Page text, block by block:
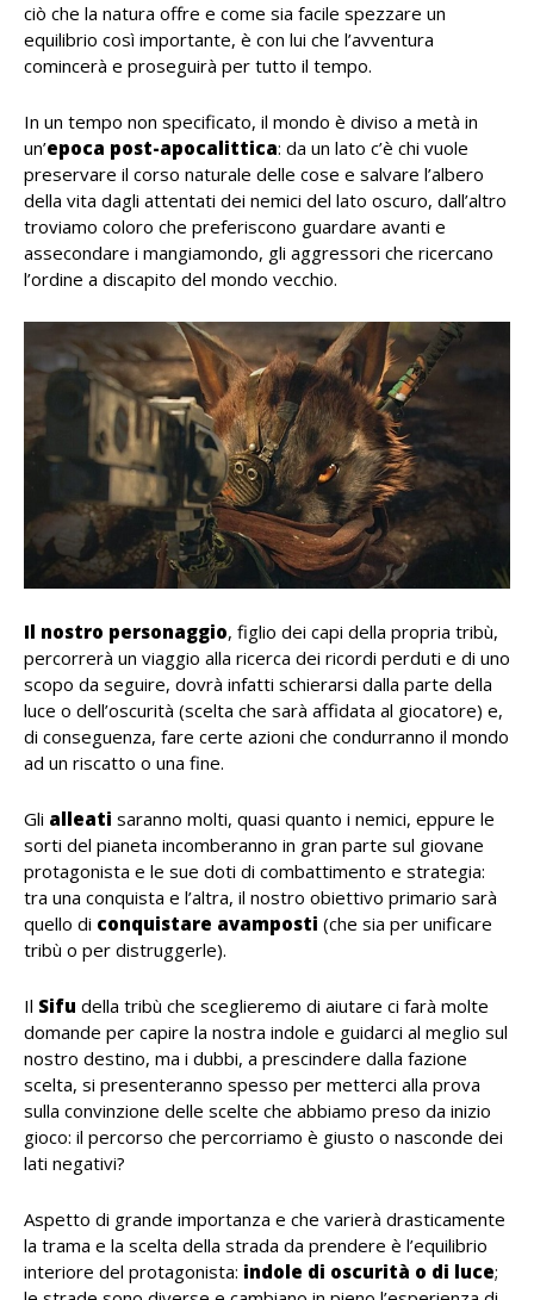
ciò che la natura offre e come sia facile spezzare un
equilibrio così importante, è con lui che l’avventura
comincerà e proseguirà per tutto il tempo.
In un tempo non specificato, il mondo è diviso a metà in
un’epoca post-apocalittica: da un lato c’è chi vuole
preservare il corso naturale delle cose e salvare l’albero
della vita dagli attentati dei nemici del lato oscuro, dall’altro
troviamo coloro che preferiscono guardare avanti e
assecondare i mangiamondo, gli aggressori che ricercano
l’ordine a discapito del mondo vecchio.
Il nostro personaggio, figlio dei capi della propria tribù,
percorrerà un viaggio alla ricerca dei ricordi perduti e di uno
scopo da seguire, dovrà infatti schierarsi dalla parte della
luce o dell’oscurità (scelta che sarà affidata al giocatore) e,
di conseguenza, fare certe azioni che condurranno il mondo
ad un riscatto o una fine.
Gli alleati saranno molti, quasi quanto i nemici, eppure le
sorti del pianeta incomberanno in gran parte sul giovane
protagonista e le sue doti di combattimento e strategia:
tra una conquista e l’altra, il nostro obiettivo primario sarà
quello di conquistare avamposti (che sia per unificare
tribù o per distruggerle).
Il Sifu della tribù che sceglieremo di aiutare ci farà molte
domande per capire la nostra indole e guidarci al meglio sul
nostro destino, ma i dubbi, a prescindere dalla fazione
scelta, si presenteranno spesso per metterci alla prova
sulla convinzione delle scelte che abbiamo preso da inizio
gioco: il percorso che percorriamo è giusto o nasconde dei
lati negativi?
Aspetto di grande importanza e che varierà drasticamente
la trama e la scelta della strada da prendere è l’equilibrio
interiore del protagonista: indole di oscurità o di luce;